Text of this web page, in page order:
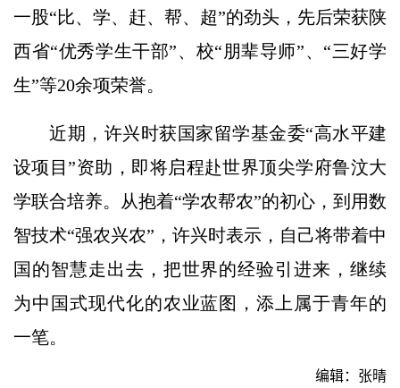
一股“比、学、赶、帮、超”的劲头，先后荣获陕
西省“优秀学生干部”、校“朋辈导师”、“三好学
生”等20余项荣誉。
近期，许兴时获国家留学基金委“高水平建
设项目”资助，即将启程赴世界顶尖学府鲁汶大
学联合培养。从抱着“学农帮农”的初心，到用数
智技术“强农兴农”，许兴时表示，自己将带着中
国的智慧走出去，把世界的经验引进来，继续
为中国式现代化的农业蓝图，添上属于青年的
一笔。
编辑：张晴